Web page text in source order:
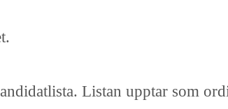
Listan upptar som